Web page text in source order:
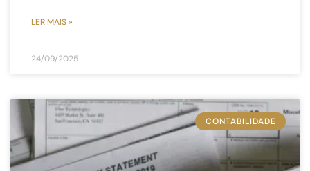
LER MAIS »
24/09/2025
CONTABILIDADE
Li e aceito a